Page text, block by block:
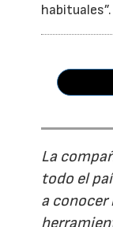
habituales”.
La
todo el
a conocer